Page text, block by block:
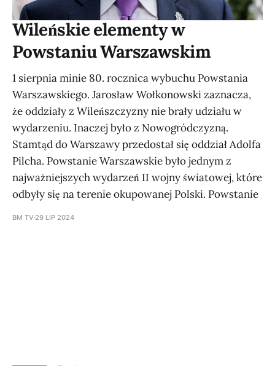
Wileńskie elementy w
Powstaniu Warszawskim
1 sierpnia minie 80. rocznica wybuchu Powstania
Warszawskiego. Jarosław Wołkonowski zaznacza,
że oddziały z Wileńszczyzny nie brały udziału w
wydarzeniu. Inaczej było z Nowogródczyzną.
Stamtąd do Warszawy przedostał się oddział Adolfa
Pilcha. Powstanie Warszawskie było jednym z
najważniejszych wydarzeń II wojny światowej, które
odbyły się na terenie okupowanej Polski. Powstanie
BM TV 29 LIP 2024